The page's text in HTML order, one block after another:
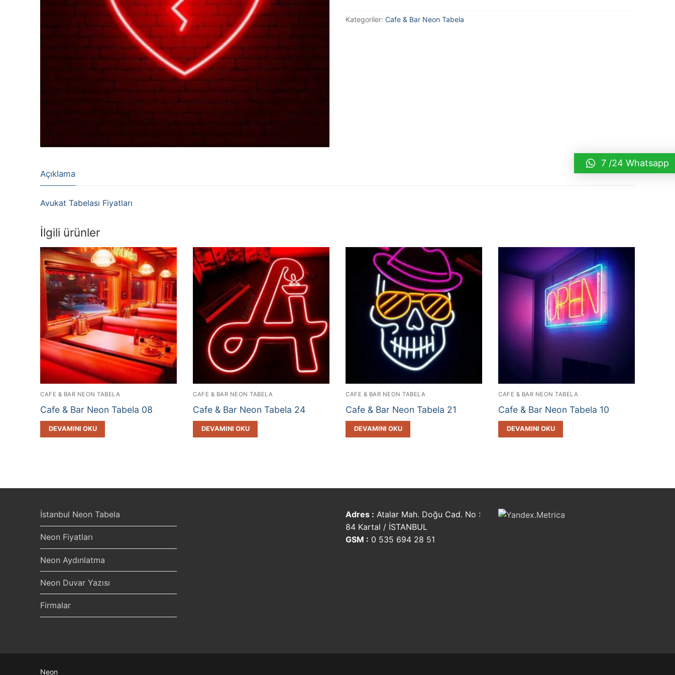
Kategoriler: Cafe & Bar Neon Tabela
Açıklama
Avukat Tabelası Fiyatları
İlgili ürünler
CAFE & BAR NEON TABELA
Cafe & Bar Neon Tabela 08
DEVAMINI OKU
CAFE & BAR NEON TABELA
Cafe & Bar Neon Tabela 24
DEVAMINI OKU
CAFE & BAR NEON TABELA
Cafe & Bar Neon Tabela 21
DEVAMINI OKU
CAFE & BAR NEON TABELA
Cafe & Bar Neon Tabela 10
DEVAMINI OKU
İstanbul Neon Tabela
Neon Fiyatları
Neon Aydınlatma
Neon Duvar Yazısı
Firmalar
Adres : Atalar Mah. Doğu Cad. No :
84 Kartal / İSTANBUL
GSM : 0 535 694 28 51
Neon
7 /24 Whatsapp